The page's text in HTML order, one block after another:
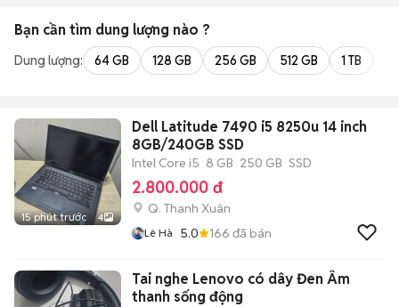
Bạn cần tìm dung lượng nào ?
Dung lượng: 64 GB 128 GB 256 GB 512 GB 1 TB
15 phút trước 4
Dell Latitude 7490 i5 8250u 14 inch
8GB/240GB SSD
Intel Core i5 8 GB 250 GB SSD
2.800.000 đ
Q. Thanh Xuân
Lê Hà 5.0 166 đã bán
Tai nghe Lenovo có dây Đen Âm
thanh sống động